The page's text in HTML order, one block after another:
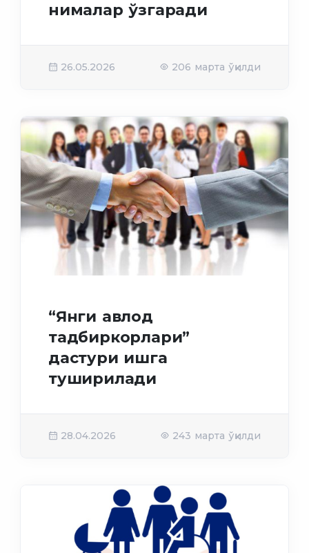
нималар ўзгаради
26.05.2026 206 марта ўқилди
“Янги авлод
тадбиркорлари”
дастури ишга
туширилади
28.04.2026 243 марта ўқилди